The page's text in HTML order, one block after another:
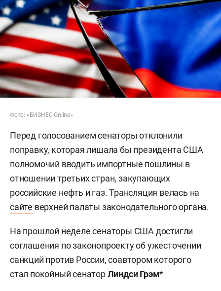
Фото: «БИЗНЕС Online»
Перед голосованием сенаторы отклонили
поправку, которая лишала бы президента США
полномочий вводить импортные пошлины в
отношении третьих стран, закупающих
российские нефть и газ. Трансляция велась на
сайте верхней палаты законодательного органа.
На прошлой неделе сенаторы США достигли
соглашения по законопроекту об ужесточении
санкций против России, соавтором которого
стал покойный сенаторЛиндси Грэм*